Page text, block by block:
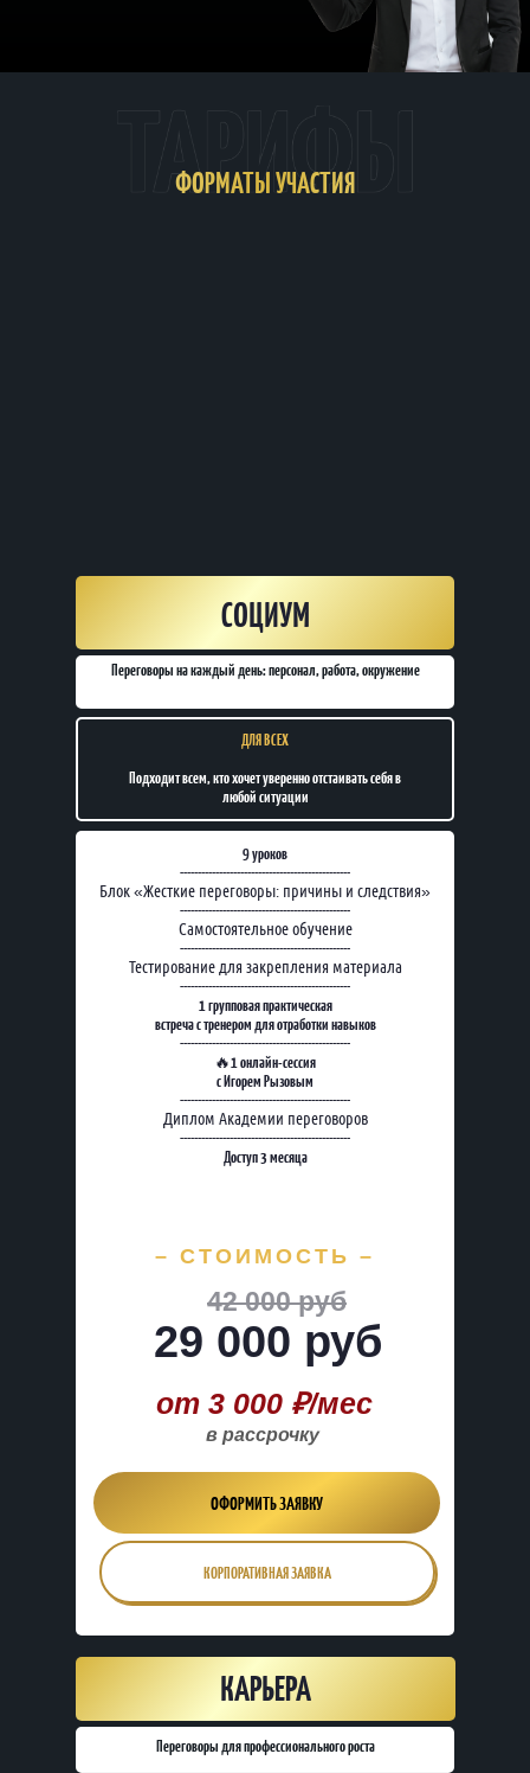
ФОРМАТЫ УЧАСТИЯ
СОЦИУМ
9 уроков
------------------------------------------------
Блок «Жесткие переговоры: причины и следствия»
------------------------------------------------
Самостоятельное обучение
------------------------------------------------
Тестирование для закрепления материала
------------------------------------------------
1 групповая практическая
встреча с тренером для отработки навыков
------------------------------------------------
🔥1 онлайн-сессия
с Игорем Рызовым
------------------------------------------------
Диплом Академии переговоров
------------------------------------------------
Доступ 3 месяца
КАРЬЕРА
Переговоры на каждый день: персонал, работа, окружение
Переговоры для профессионального роста
ДЛЯ ВСЕХ
Подходит всем, кто хочет уверенно отстаивать себя в
любой ситуации
в рассрочку
от 3 000 ₽/мес
29 000 руб
– СТОИМОСТЬ –
ОФОРМИТЬ ЗАЯВКУ
КОРПОРАТИВНАЯ ЗАЯВКА
42 000 руб